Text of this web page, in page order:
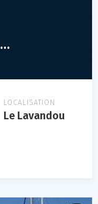
JEANNEAU CAP CAMARAT 9.0 WA
LOCALISATION
Le Lavandou